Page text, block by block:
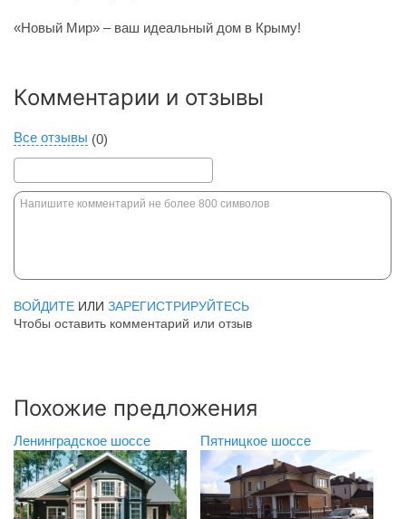
«Новый Мир» – ваш идеальный дом в Крыму!
Комментарии и отзывы
Все отзывы (0)
ВОЙДИТЕ ИЛИ ЗАРЕГИСТРИРУЙТЕСЬ
Чтобы оставить комментарий или отзыв
Похожие предложения
Ленинградское шоссе Пятницкое шоссе